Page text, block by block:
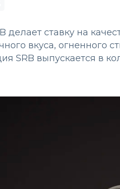
делает ставку на
вкуса, огненного
SRB выпускается в